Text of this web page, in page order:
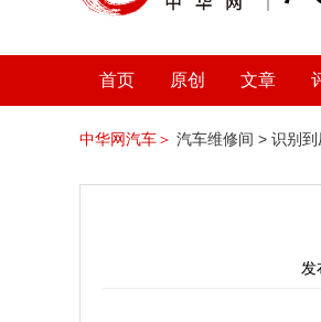
首页 原创 文章
中华网汽车＞ 汽车维修间 > 识别
发